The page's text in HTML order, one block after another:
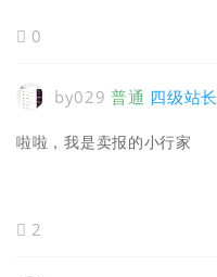
0
by029 普通 四级站长
啦啦，我是卖报的小行家
2